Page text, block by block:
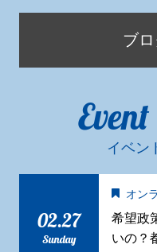
ブ
イベン
02.27
Sunday
オン
希望政
いの？